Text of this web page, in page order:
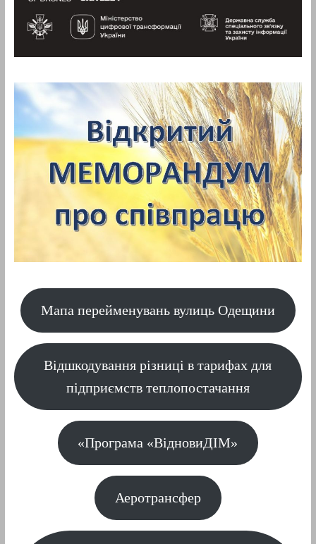
Мапа перейменувань вулиць Одещини
Відшкодування різниці в тарифах для
підприємств теплопостачання
«Програма «ВідновиДІМ»
Аеротрансфер